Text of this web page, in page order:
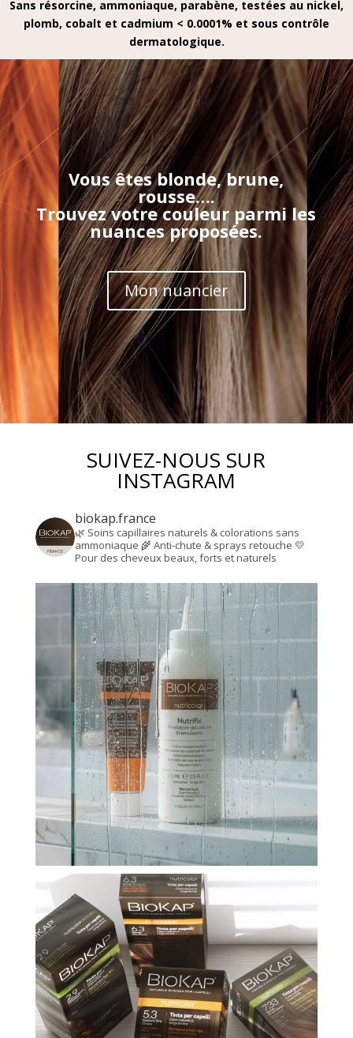
Sans résorcine, ammoniaque, parabène, testées au nickel,
plomb, cobalt et cadmium < 0.0001% et sous contrôle
dermatologique.
Vous êtes blonde, brune,
rousse….
Trouvez votre couleur parmi les
nuances proposées.
Mon nuancier
SUIVEZ-NOUS SUR
INSTAGRAM
biokap.france
🌿 Soins capillaires naturels & colorations sans
ammoniaque 🌾 Anti-chute & sprays retouche 💛
Pour des cheveux beaux, forts et naturels